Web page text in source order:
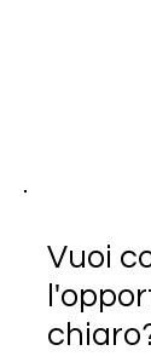
Vuoi